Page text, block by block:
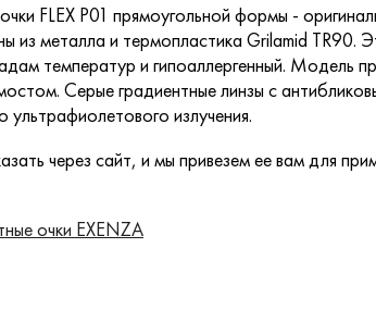
FLEX P01 прямоугольной формы -
из металла и термопластика Grilamid TR90.
температур и гипоаллергенный. Модель
Серые градиентные линзы с
излучения.
через сайт, и мы привезем ее вам для
очки EXENZA